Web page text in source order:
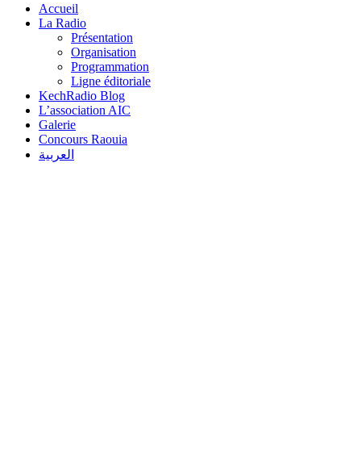
Accueil
La Radio
Présentation
Organisation
Programmation
Ligne éditoriale
KechRadio Blog
L’association AIC
Galerie
Concours Raouia
العربية